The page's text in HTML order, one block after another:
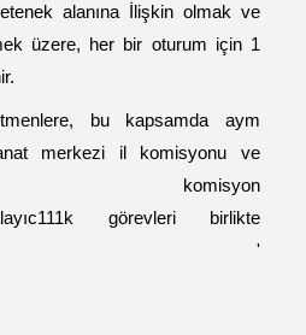
alanına İlişkin olmak ve
üzere, her bir oturum için 1
bu kapsamda aym
merkezi il komisyonu ve
komisyon
görevleri birlikte
'